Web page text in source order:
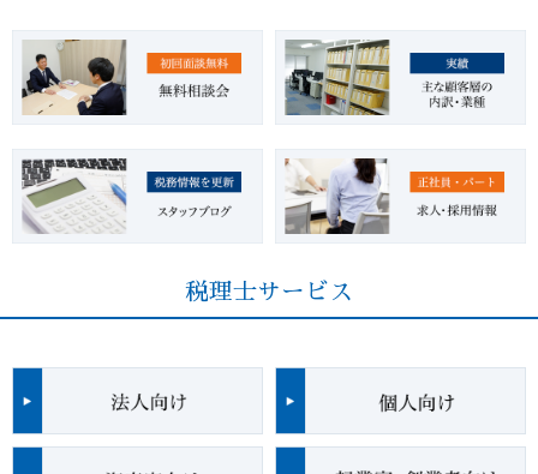
税理士サービス